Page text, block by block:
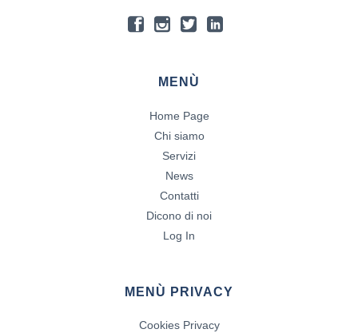
MENÙ
Home Page
Chi siamo
Servizi
News
Contatti
Dicono di noi
Log In
MENÙ PRIVACY
Cookies Privacy